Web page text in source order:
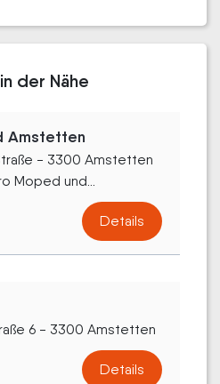
der Nähe
Amstetten
- 3300 Amstetten
Moped und...
Details
6 - 3300 Amstetten
Details